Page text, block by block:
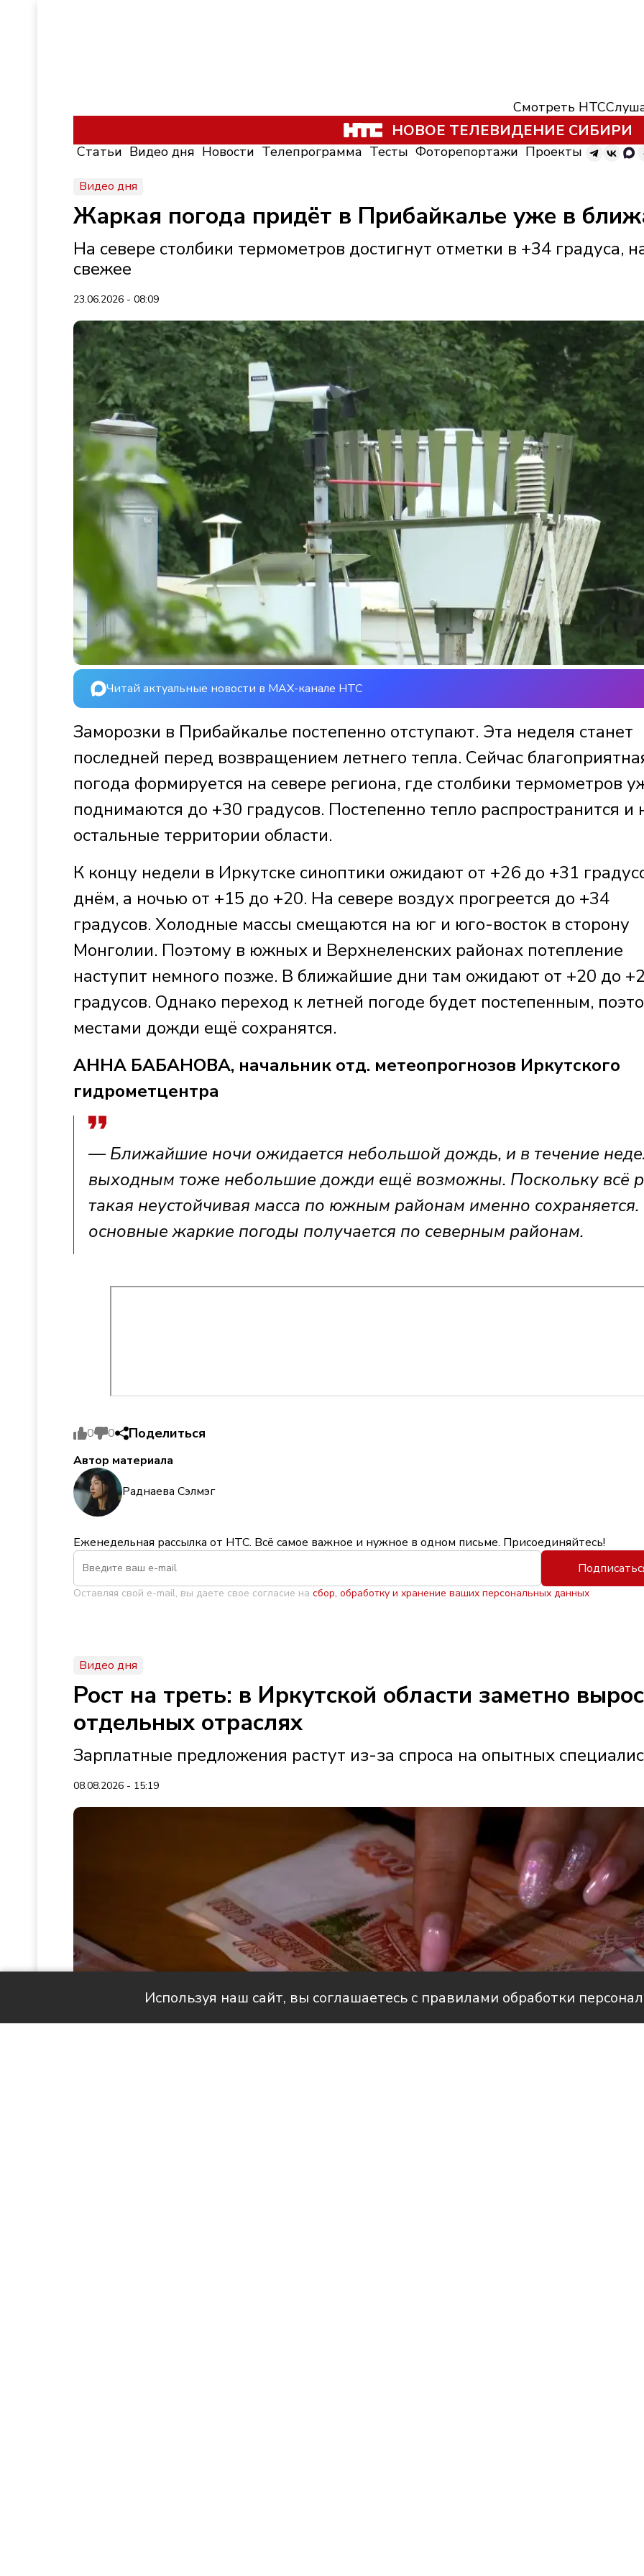
Смотреть НТС
НОВОЕ ТЕЛЕВИДЕНИЕ СИБИРИ
Статьи Видео дня Новости Телепрограмма Тесты Фоторепортажи Проекты
Видео дня
Жаркая погода придёт в Прибайкалье уже в
На севере столбики термометров достигнут отметки в +34 градуса,
свежее
23.06.2026 - 08:09
Читай актуальные новости в MAX-канале НТС
Заморозки в Прибайкалье постепенно отступают. Эта неделя станет
последней перед возвращением летнего тепла. Сейчас
погода формируется на севере региона, где столбики термометров
поднимаются до +30 градусов. Постепенно тепло распространится и
остальные территории области.
К концу недели в Иркутске синоптики ожидают от +26 до +31
днём, а ночью от +15 до +20. На севере воздух прогреется до +34
градусов. Холодные массы смещаются на юг и юго-восток в сторону
Монголии. Поэтому в южных и Верхнеленских районах потепление
наступит немного позже. В ближайшие дни там ожидают от +20 до
градусов. Однако переход к летней погоде будет постепенным,
местами дожди ещё сохранятся.
АННА БАБАНОВА, начальник отд. метеопрогнозов Иркутского
гидрометцентра
— Ближайшие ночи ожидается небольшой дождь, и в течение
выходным тоже небольшие дожди ещё возможны. Поскольку всё
такая неустойчивая масса по южным районам именно
основные жаркие погоды получается по северным районам.
0 0 Поделиться
Автор материала
Раднаева Сэлмэг
Еженедельная рассылка от НТС. Всё самое важное и нужное в одном письме. Присоединяйтесь!
Оставляя свой e-mail, вы даете свое согласие на сбор, обработку и хранение ваших персональных данных
Видео дня
Рост на треть: в Иркутской области заметно
отдельных отраслях
Зарплатные предложения растут из-за спроса на опытных
08.08.2026 - 15:19
Используя наш сайт, вы соглашаетесь с правилами обработки